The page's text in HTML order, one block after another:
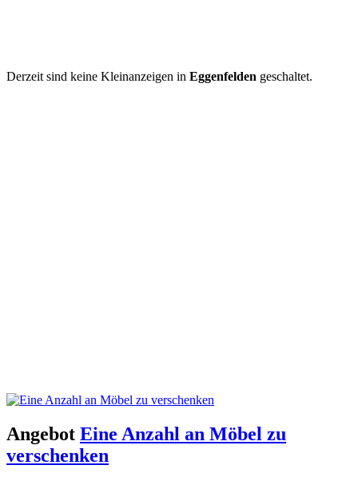
Derzeit sind keine Kleinanzeigen in Eggenfelden geschaltet.
Angebot Eine Anzahl an Möbel zu
verschenken